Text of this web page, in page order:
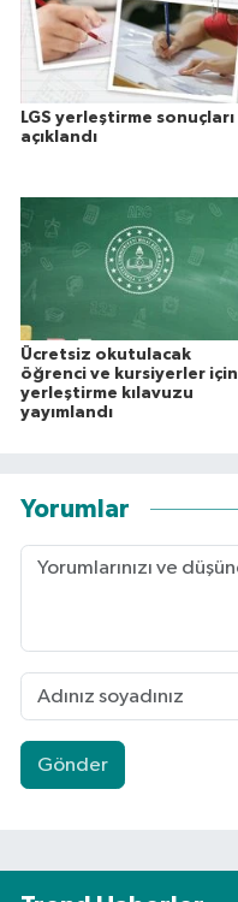
LGS yerleştirme sonuçları
açıklandı
Ücretsiz okutulacak
öğrenci ve kursiyerler için
yerleştirme kılavuzu
yayımlandı
Yorumlar
Gönder